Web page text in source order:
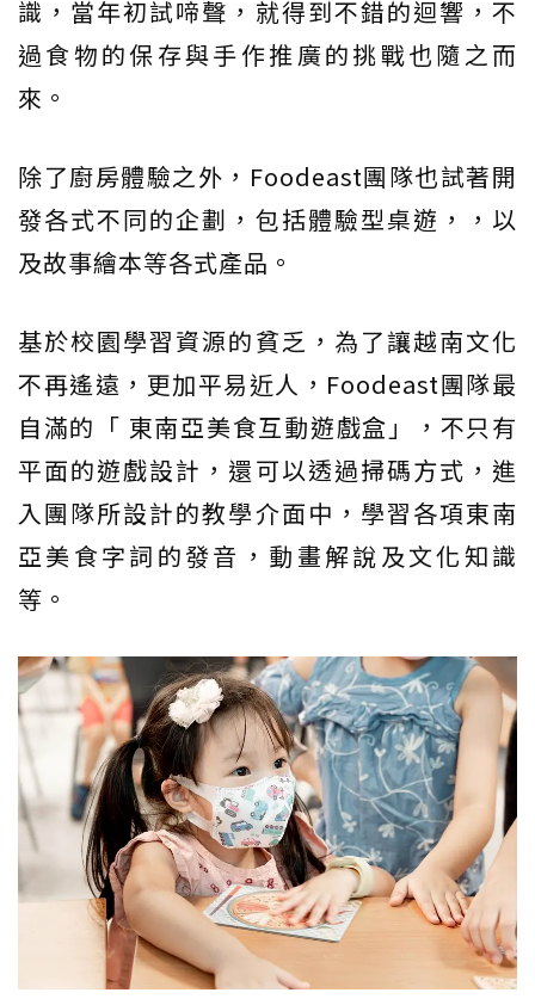
識，當年初試啼聲，就得到不錯的迴響，不
過食物的保存與手作推廣的挑戰也隨之而
來。
除了廚房體驗之外，Foodeast團隊也試著開
發各式不同的企劃，包括體驗型桌遊，，以
及故事繪本等各式產品。
基於校園學習資源的貧乏，為了讓越南文化
不再遙遠，更加平易近人，Foodeast團隊最
自滿的「 東南亞美食互動遊戲盒」，不只有
平面的遊戲設計，還可以透過掃碼方式，進
入團隊所設計的教學介面中，學習各項東南
亞美食字詞的發音，動畫解說及文化知識
等。